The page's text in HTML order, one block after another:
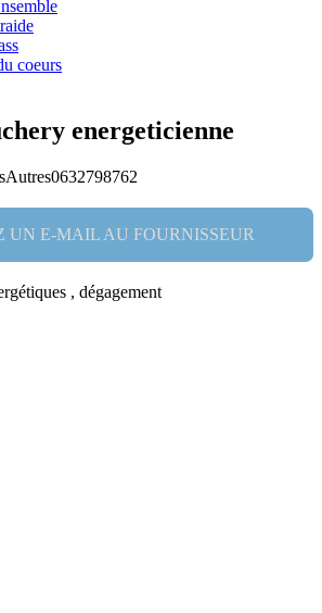
coeurs
energeticienne
Autres0632798762
UN E-MAIL AU FOURNISSEUR
, dégagement